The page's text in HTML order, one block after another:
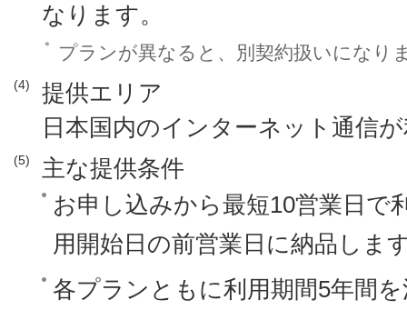
なります。
＊ プランが異なると、別契約扱いになり
(4)
提供エリア
日本国内のインターネット通信
(5)
主な提供条件
お申し込みから最短10営業日で
用開始日の前営業日に納品しま
各プランともに利用期間5年間